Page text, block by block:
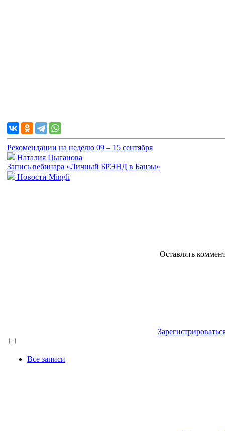
Рекомендации на неделю 09 – 15 сентября
Наталия Цыганова
Запись вебинара «Личный БРЭНД в Бацзы»
Новости Mingli
Оставлять
Все записи